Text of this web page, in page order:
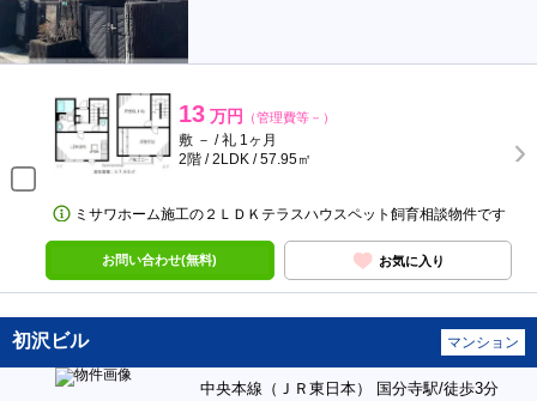
13 万円 （管理費等－）
敷 － / 礼 1ヶ月
2階 / 2LDK / 57.95㎡
ミサワホーム施工の２ＬＤＫテラスハウスペット飼育相談物件です
お問い合わせ(無料) お気に入り
初沢ビル マンション
中央本線（ＪＲ東日本） 国分寺駅/徒歩3分